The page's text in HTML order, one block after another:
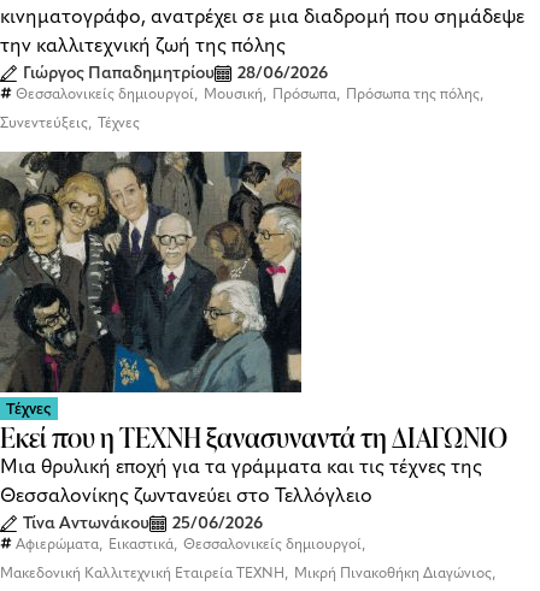
κινηματογράφο, ανατρέχει σε μια διαδρομή που σημάδεψε
την καλλιτεχνική ζωή της πόλης
Γιώργος Παπαδημητρίου 28/06/2026
Θεσσαλονικείς δημιουργοί, Μουσική, Πρόσωπα, Πρόσωπα της πόλης,
Συνεντεύξεις, Τέχνες
Τέχνες
Εκεί που η ΤΕΧΝΗ ξανασυναντά τη ΔΙΑΓΩΝΙΟ
Μια θρυλική εποχή για τα γράμματα και τις τέχνες της
Θεσσαλονίκης ζωντανεύει στο Τελλόγλειο
Τίνα Αντωνάκου 25/06/2026
Αφιερώματα, Εικαστικά, Θεσσαλονικείς δημιουργοί,
Μακεδονική Καλλιτεχνική Εταιρεία ΤΕΧΝΗ , Μικρή Πινακοθήκη Διαγώνιος,